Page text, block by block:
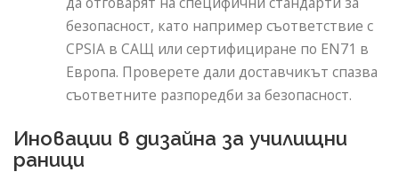
безопасност, като например съответствие с
CPSIA в САЩ или сертифициране по EN71 в
Европа. Проверете дали доставчикът спазва
съответните разпоредби за безопасност.
Иновации в дизайна за училищни
раници